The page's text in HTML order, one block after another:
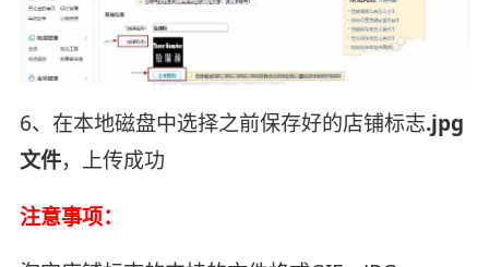
6、在本地磁盘中选择之前保存好的店铺标志.jpg
文件，上传成功
注意事项：